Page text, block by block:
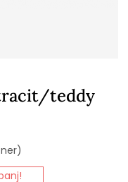
teddy